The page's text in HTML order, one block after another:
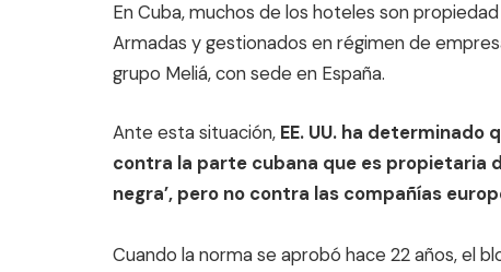
En Cuba, muchos de los hoteles son
Armadas y gestionados en régimen de
grupo Meliá, con sede en España.
Ante esta situación, EE. UU. ha
contra la parte cubana que es propietaria
negra’, pero no contra las compañías
Cuando la norma se aprobó hace 22 años, el